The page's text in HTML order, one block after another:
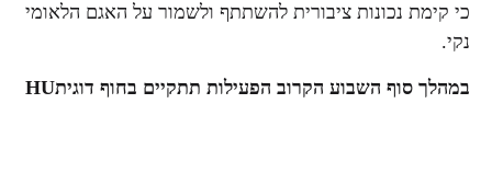
כי קימת נכונות ציבורית להשתתף ולשמור על האגם הלאומי
נקי.
במהלך סוף השבוע הקרוב הפעילות תתקיים בחוף דוגיתHU